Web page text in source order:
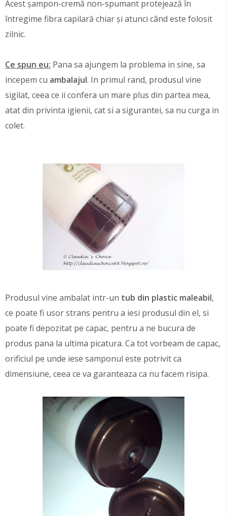
Acest șampon-cremă non-spumant protejează în
întregime fibra capilară chiar și atunci când este folosit
zilnic.
Ce spun eu: Pana sa ajungem la problema in sine, sa
incepem cu ambalajul. In primul rand, produsul vine
sigilat, ceea ce ii confera un mare plus din partea mea,
atat din privinta igienii, cat si a sigurantei, sa nu curga in
colet.
Produsul vine ambalat intr-un tub din plastic maleabil,
ce poate fi usor strans pentru a iesi produsul din el, si
poate fi depozitat pe capac, pentru a ne bucura de
produs pana la ultima picatura. Ca tot vorbeam de capac,
orificiul pe unde iese samponul este potrivit ca
dimensiune, ceea ce va garanteaza ca nu facem risipa.